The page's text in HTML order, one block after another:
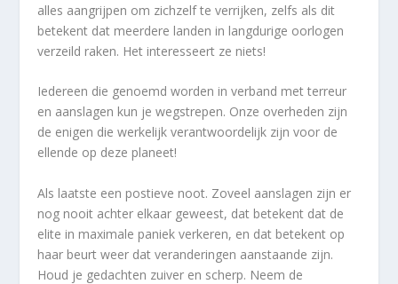
alles aangrijpen om zichzelf te verrijken, zelfs als dit
betekent dat meerdere landen in langdurige oorlogen
verzeild raken. Het interesseert ze niets!
Iedereen die genoemd worden in verband met terreur
en aanslagen kun je wegstrepen. Onze overheden zijn
de enigen die werkelijk verantwoordelijk zijn voor de
ellende op deze planeet!
Als laatste een postieve noot. Zoveel aanslagen zijn er
nog nooit achter elkaar geweest, dat betekent dat de
elite in maximale paniek verkeren, en dat betekent op
haar beurt weer dat veranderingen aanstaande zijn.
Houd je gedachten zuiver en scherp. Neem de